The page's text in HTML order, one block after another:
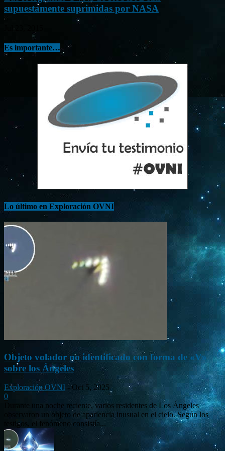
supuestamente suprimidas por NASA
Es importante…
Lo último en Exploración OVNI
Objeto volador no identificado con forma de «V»
sobre los Ángeles
Exploración OVNI - Oct 5, 2025
0
Durante una noche reciente, varios residentes de Los Ángeles
observaron un objeto de apariencia inusual en el cielo. Según los
testigos, el fenómeno consistía...